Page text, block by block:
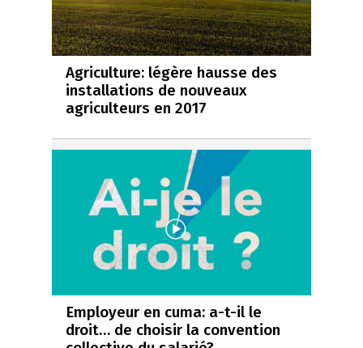
Agriculture: légère hausse des
installations de nouveaux
agriculteurs en 2017
Employeur en cuma: a-t-il le
droit… de choisir la convention